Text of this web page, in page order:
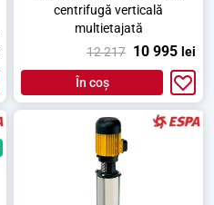
centrifugă verticală
multietajată
12 217 10 995 lei
În coș